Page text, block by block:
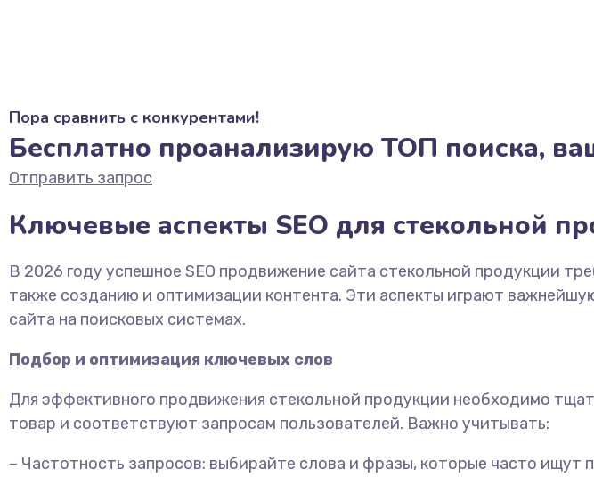
Пора сравнить с конкурентами!
Бесплатно проанализирую ТОП поиска,
Отправить запрос
Ключевые аспекты SEO для стекольной
В 2026 году успешное SEO продвижение сайта стекольной продукции
также созданию и оптимизации контента. Эти аспекты играют
сайта на поисковых системах.
Подбор и оптимизация ключевых слов
Для эффективного продвижения стекольной продукции необходимо
товар и соответствуют запросам пользователей. Важно учитывать:
– Частотность запросов: выбирайте слова и фразы, которые часто ищут